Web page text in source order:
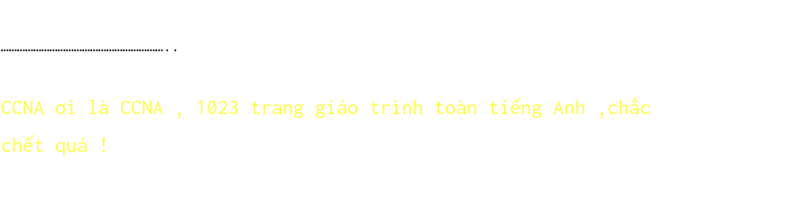
……………………………………………………..
CCNA ơi là CCNA , 1023 trang giáo trình toàn tiếng Anh ,chắc
chết quá !